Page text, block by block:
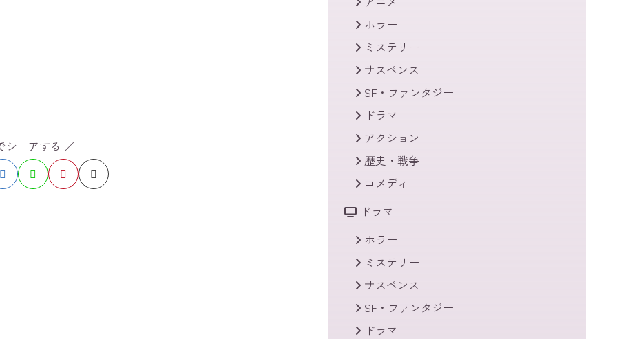
シェアする ／
ホラー
ミステリー
サスペンス
SF・ファンタジー
ドラマ
アクション
歴史・戦争
コメディ
ドラマ
ホラー
ミステリー
サスペンス
SF・ファンタジー
ドラマ